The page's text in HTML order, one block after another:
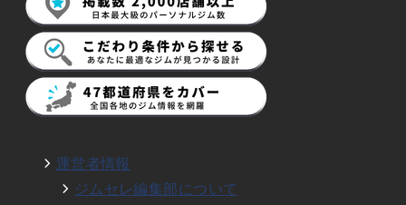
運営者情報
ジムセレ編集部について